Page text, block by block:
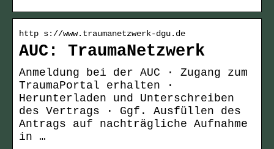
http s://www.traumanetzwerk-dgu.de
AUC: TraumaNetzwerk
Anmeldung bei der AUC · Zugang zum
TraumaPortal erhalten ·
Herunterladen und Unterschreiben
des Vertrags · Ggf. Ausfüllen des
Antrags auf nachträgliche Aufnahme
in …